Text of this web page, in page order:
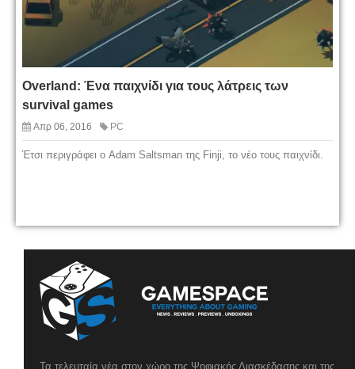
Overland: Ένα παιχνίδι για τους λάτρεις των
survival games
Απρ 06, 2016 PC
Έτσι περιγράφει ο Adam Saltsman της Finji, το νέο τους παιχνίδι.
Τα τελευταία νέα στον χώρο της Ψηφιακής Διασκέδασης και της